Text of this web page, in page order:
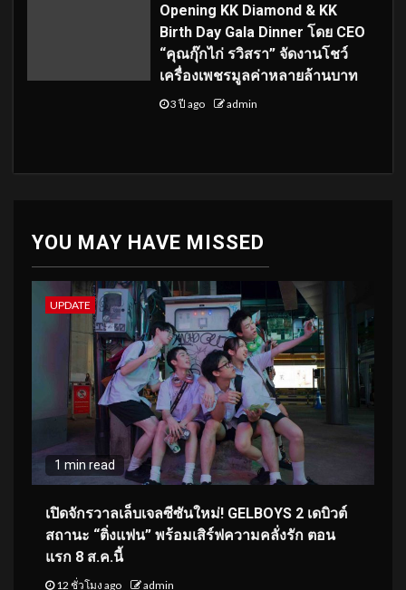
Opening KK Diamond & KK
Birth Day Gala Dinner โดย CEO
“คุณกุ๊กไก่ รวิสรา” จัดงานโชว์
เครื่องเพชรมูลค่าหลายล้านบาท
3 ปี ago admin
YOU MAY HAVE MISSED
UPDATE
1 min read
เปิดจักรวาลเล็บเจลซีซันใหม่! GELBOYS 2 เดบิวต์
สถานะ “ติ่งแฟน” พร้อมเสิร์ฟความคลั่งรัก ตอน
แรก 8 ส.ค.นี้
12 ชั่วโมง ago admin